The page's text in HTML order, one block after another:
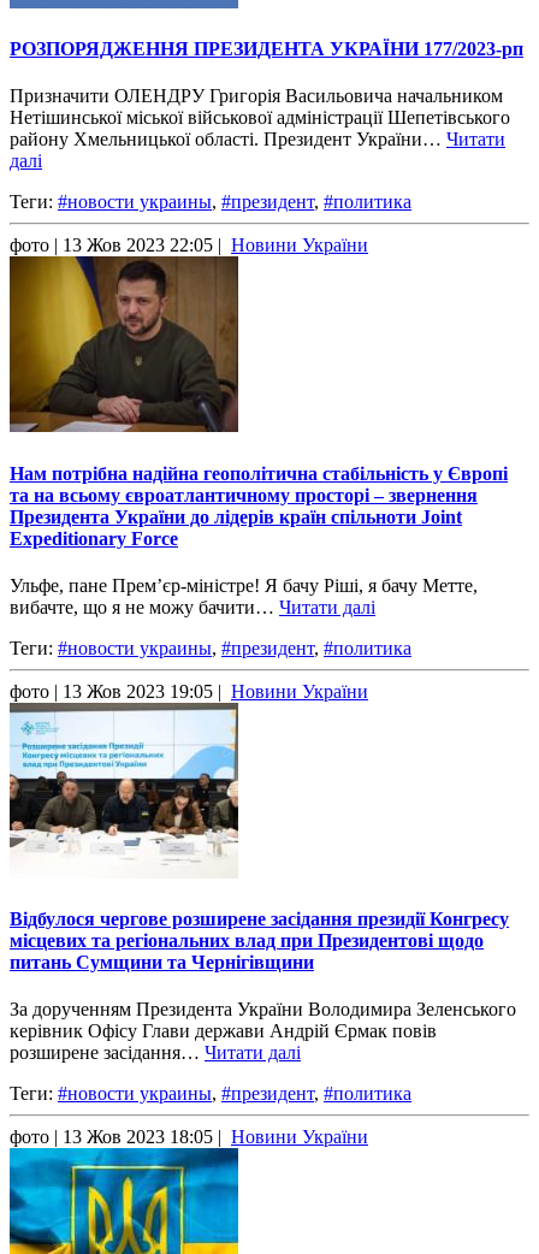
РОЗПОРЯДЖЕННЯ ПРЕЗИДЕНТА УКРАЇНИ 177/2023-рп
Призначити ОЛЕНДРУ Григорія Васильовича начальником
Нетішинської міської військової адміністрації Шепетівського
району Хмельницької області. Президент України… Читати
далі
Теги: #новости украины, #президент, #политика
фото | 13 Жов 2023 22:05 | Новини України
Нам потрібна надійна геополітична стабільність у Європі
та на всьому євроатлантичному просторі – звернення
Президента України до лідерів країн спільноти Joint
Expeditionary Force
Ульфе, пане Прем’єр-міністре! Я бачу Ріші, я бачу Метте,
вибачте, що я не можу бачити… Читати далі
Теги: #новости украины, #президент, #политика
фото | 13 Жов 2023 19:05 | Новини України
Відбулося чергове розширене засідання президії Конгресу
місцевих та регіональних влад при Президентові щодо
питань Сумщини та Чернігівщини
За дорученням Президента України Володимира Зеленського
керівник Офісу Глави держави Андрій Єрмак повів
розширене засідання… Читати далі
Теги: #новости украины, #президент, #политика
фото | 13 Жов 2023 18:05 | Новини України